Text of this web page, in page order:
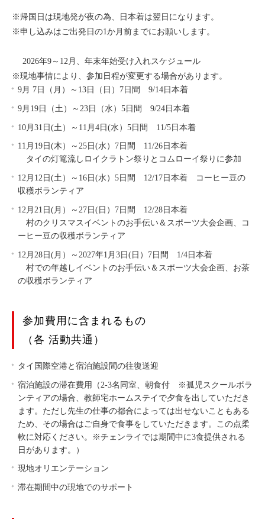
※帰国日は現地発が夜の為、日本着は翌日になります。
※申し込みはご出発日の1か月前までにお願いします。
2026年9～12月、年末年始受け入れスケジュール
※現地事情により、参加日程が変更する場合があります。
9月 7日（月）～13日（日）7日間 9/14日本着
9月19日（土）～23日（水）5日間 9/24日本着
10月31日(土）～11月4日(水）5日間 11/5日本着
11月19日(木）～25日(水）7日間 11/26日本着
タイの灯篭流しロイクラトン祭りとコムローイ祭りに参加
12月12日(土）～16日(水）5日間 12/17日本着 コーヒー豆の
収穫ボランティア
12月21日(月）～27日(日）7日間 12/28日本着
村のクリスマスイベントのお手伝い＆スポーツ大会企画、コ
ーヒー豆の収穫ボランティア
12月28日(月）～2027年1月3日(日）7日間 1/4日本着
村での年越しイベントのお手伝い＆スポーツ大会企画、お茶
の収穫ボランティア
参加費用に含まれるもの
（各 活動共通）
タイ国際空港と宿泊施設間の往復送迎
宿泊施設の滞在費用（2-3名同室、朝食付 ※孤児スクールボラ
ンティアの場合、教師宅ホームステイで夕食を出していただき
ます。ただし先生の仕事の都合によっては出せないこともある
ため、その場合はご自身で食事をしていただきます。この点柔
軟に対応ください。※チェンライでは期間中に3食提供される
日があります。）
現地オリエンテーション
滞在期間中の現地でのサポート